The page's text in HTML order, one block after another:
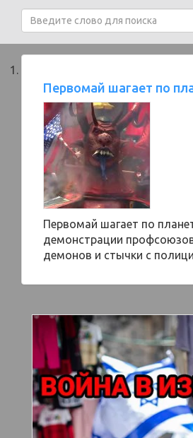
Первомай шагает по
Первомай шагает по
демонстрации
демонов и стычки с